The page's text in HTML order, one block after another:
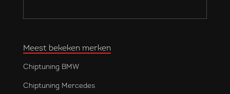
Meest bekeken merken
Chiptuning BMW
Chiptuning Mercedes